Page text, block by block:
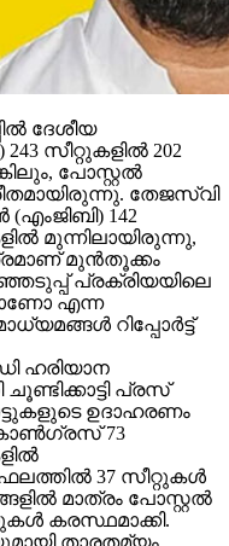
ദേശീയ
സീറ്റുകളില്‍ 202
പോസ്റ്റല്‍
തേജസ്വി
142
മുന്നിലായിരുന്നു,
മുന്‍തൂക്കം
പ്രക്രിയയിലെ
എന്ന
റിപ്പോര്‍ട്ട്
ഹരിയാന
പ്രസ്
ഉദാഹരണം
73
ഫലത്തില്‍ 37 സീറ്റുകള്‍
മാത്രം പോസ്റ്റല്‍
കരസ്ഥമാക്കി.
താരതമ്യം